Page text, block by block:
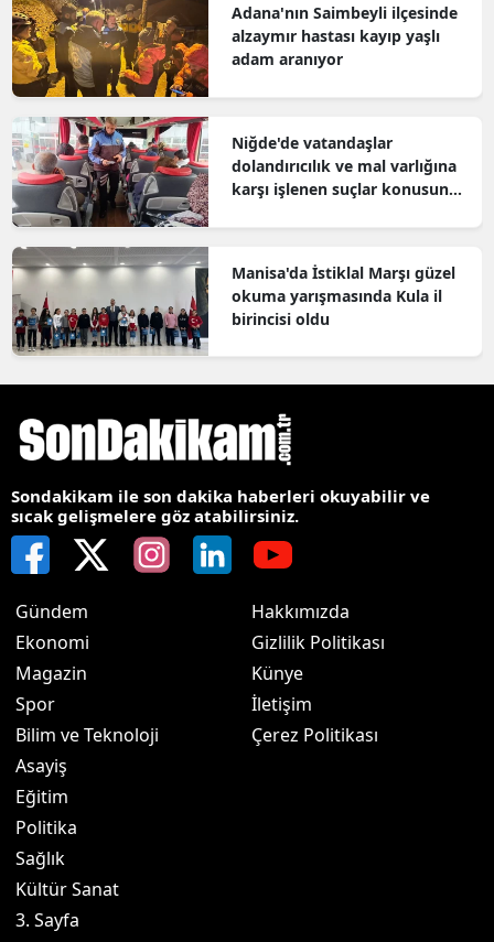
Adana'nın Saimbeyli ilçesinde
alzaymır hastası kayıp yaşlı
adam aranıyor
Niğde'de vatandaşlar
dolandırıcılık ve mal varlığına
karşı işlenen suçlar konusunda
Manisa'da İstiklal Marşı güzel
okuma yarışmasında Kula il
birincisi oldu
Sondakikam ile son dakika haberleri okuyabilir ve
sıcak gelişmelere göz atabilirsiniz.
Gündem
Ekonomi
Magazin
Spor
Bilim ve Teknoloji
Asayiş
Eğitim
Politika
Sağlık
Kültür Sanat
3. Sayfa
Hakkımızda
Gizlilik Politikası
Künye
İletişim
Çerez Politikası